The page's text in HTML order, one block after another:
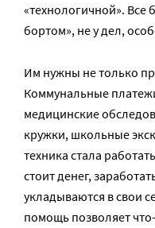
«технологичной». Все
бортом», не у дел,
Им нужны не только
Коммунальные
медицинские
кружки, школьные
техника стала
стоит денег,
укладываются в свои
помощь позволяет